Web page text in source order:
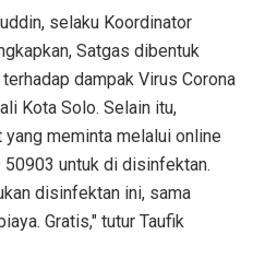
selaku Koordinator
Satgas dibentuk
dampak Virus Corona
Kota Solo. Selain itu,
meminta melalui online
untuk di disinfektan.
disinfektan ini, sama
Gratis," tutur Taufik